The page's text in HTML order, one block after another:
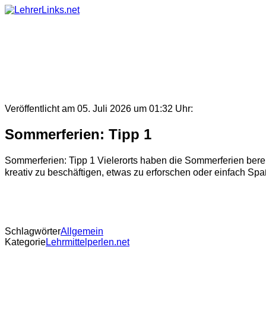
Skip
Veröffentlicht am 05. Juli 2026 um 01:32 Uhr:
Sommerferien: Tipp 1
Sommerferien: Tipp 1 Vielerorts haben die Sommerferien
kreativ zu beschäftigen, etwas zu erforschen oder einfach
SchlagwörterAllgemein
KategorieLehrmittelperlen.net